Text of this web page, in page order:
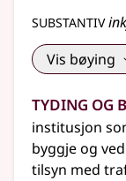
substantiv
Vis bøying
Tyding og
institusjon
byggje og
tilsyn med